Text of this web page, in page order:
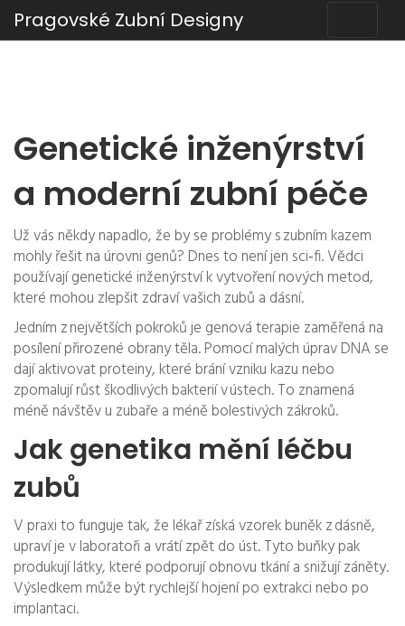
Pragovské Zubní Designy
Genetické inženýrství
a moderní zubní péče
Už vás někdy napadlo, že by se problémy s zubním kazem
mohly řešit na úrovni genů? Dnes to není jen sci‑fi. Vědci
používají genetické inženýrství k vytvoření nových metod,
které mohou zlepšit zdraví vašich zubů a dásní.
Jedním z největších pokroků je genová terapie zaměřená na
posílení přirozené obrany těla. Pomocí malých úprav DNA se
dají aktivovat proteiny, které brání vzniku kazu nebo
zpomalují růst škodlivých bakterií v ústech. To znamená
méně návštěv u zubaře a méně bolestivých zákroků.
Jak genetika mění léčbu
zubů
V praxi to funguje tak, že lékař získá vzorek buněk z dásně,
upraví je v laboratoři a vrátí zpět do úst. Tyto buňky pak
produkují látky, které podporují obnovu tkání a snižují záněty.
Výsledkem může být rychlejší hojení po extrakci nebo po
implantaci.